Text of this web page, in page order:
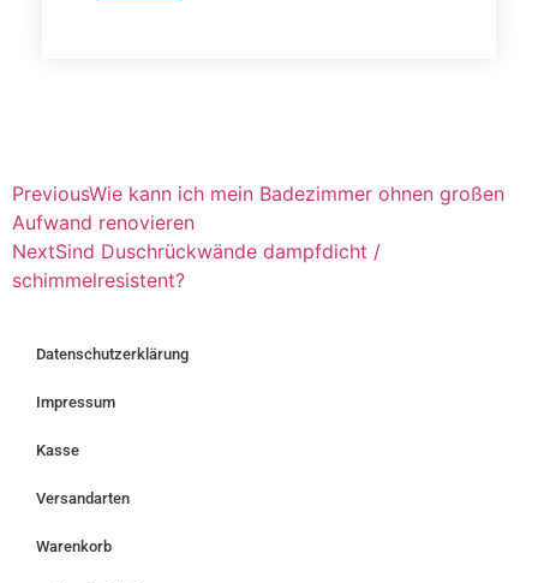
PreviousWie kann ich mein Badezimmer ohnen großen
Aufwand renovieren
NextSind Duschrückwände dampfdicht /
schimmelresistent?
Datenschutzerklärung
Impressum
Kasse
Versandarten
Warenkorb